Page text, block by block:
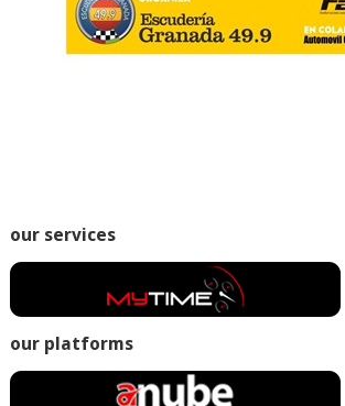
our services
our platforms